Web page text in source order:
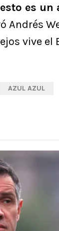
es un
Andrés
vive el
AZUL AZUL